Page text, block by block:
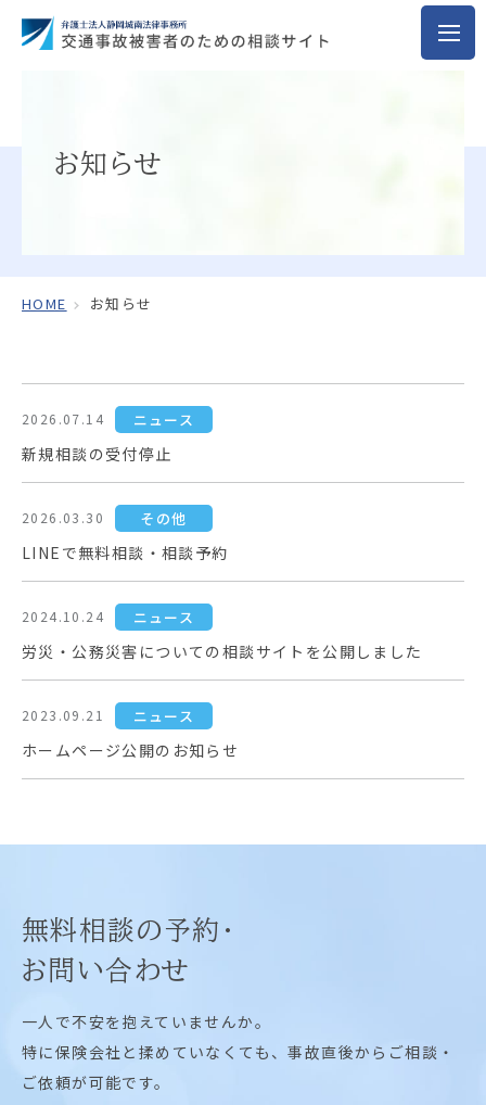
お知らせ
HOME お知らせ
2026.07.14 ニュース
新規相談の受付停止
2026.03.30 その他
LINEで無料相談・相談予約
2024.10.24 ニュース
労災・公務災害についての相談サイトを公開しました
2023.09.21 ニュース
ホームページ公開のお知らせ
無料相談の予約・
お問い合わせ
一人で不安を抱えていませんか。
特に保険会社と揉めていなくても、事故直後からご相談・
ご依頼が可能です。